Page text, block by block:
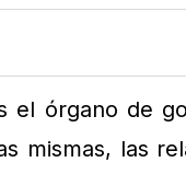
el órgano de
mismas, las